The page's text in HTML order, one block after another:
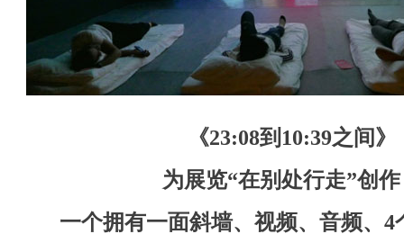
《23:08到 10:39之间》
为展览“在别处行走”创
一个拥有一面斜墙、视频、音频、 4